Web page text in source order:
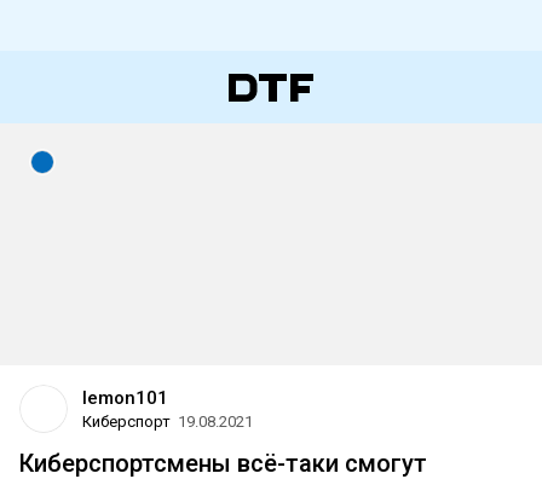
lemon101
Киберспорт 19.08.2021
Киберспортсмены всё-таки смогут